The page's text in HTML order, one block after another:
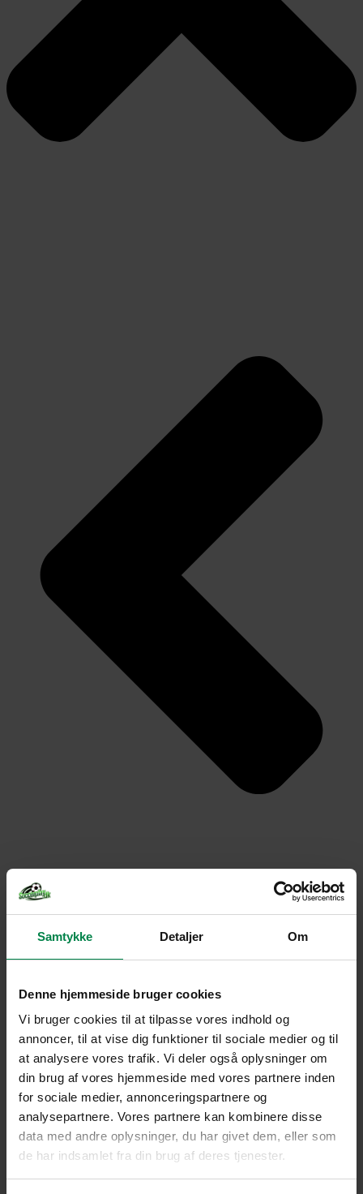
Samtykke Detaljer Om
Denne hjemmeside bruger cookies
Vi bruger cookies til at tilpasse vores indhold og
annoncer, til at vise dig funktioner til sociale medier og til
at analysere vores trafik. Vi deler også oplysninger om
din brug af vores hjemmeside med vores partnere inden
for sociale medier, annonceringspartnere og
analysepartnere. Vores partnere kan kombinere disse
data med andre oplysninger, du har givet dem, eller som
de har indsamlet fra din brug af deres tjenester.